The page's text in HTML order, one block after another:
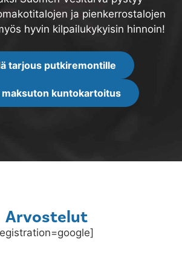
ja pienkerrostalojen
hyvin kilpailukykyisin hinnoin!
tarjous putkiremontille
maksuton kuntokartoitus
Arvostelut